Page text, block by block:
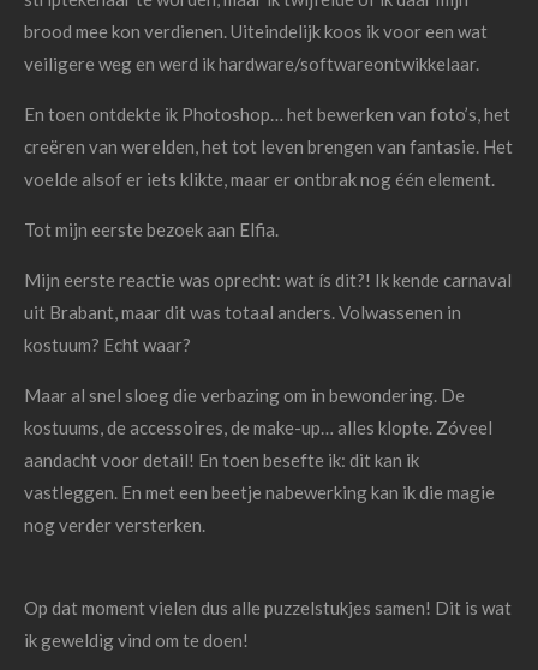
brood mee kon verdienen. Uiteindelijk koos ik voor een wat
veiligere weg en werd ik hardware/softwareontwikkelaar.
En toen ontdekte ik Photoshop… het bewerken van foto’s, het
creëren van werelden, het tot leven brengen van fantasie. Het
voelde alsof er iets klikte, maar er ontbrak nog één element.
Tot mijn eerste bezoek aan Elfia.
Mijn eerste reactie was oprecht: wat ís dit?! Ik kende carnaval
uit Brabant, maar dit was totaal anders. Volwassenen in
kostuum? Echt waar?
Maar al snel sloeg die verbazing om in bewondering. De
kostuums, de accessoires, de make-up… alles klopte. Zóveel
aandacht voor detail! En toen besefte ik: dit kan ik
vastleggen. En met een beetje nabewerking kan ik die magie
nog verder versterken.
Op dat moment vielen dus alle puzzelstukjes samen! Dit is wat
ik geweldig vind om te doen!